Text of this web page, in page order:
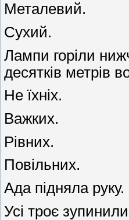
Металевий.
Сухий.
Лампи горіли
десятків метрів
Не їхніх.
Важких.
Рівних.
Повільних.
Ада підняла руку.
Усі троє